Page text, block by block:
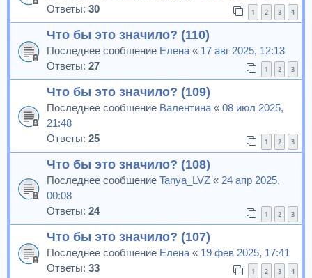
Ответы: 30 1 2 3 4
Что бы это значило? (110)
Последнее сообщение Елена « 17 авг 2025, 12:13
Ответы: 27 1 2 3
Что бы это значило? (109)
Последнее сообщение Валентина « 08 июл 2025,
21:48
Ответы: 25 1 2 3
Что бы это значило? (108)
Последнее сообщение Tanya_LVZ « 24 апр 2025,
00:08
Ответы: 24 1 2 3
Что бы это значило? (107)
Последнее сообщение Елена « 19 фев 2025, 17:41
Ответы: 33 1 2 3 4